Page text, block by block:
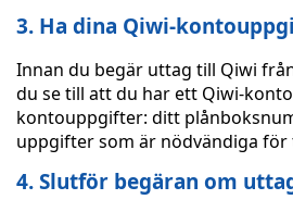
3. Ha dina Qiwi-
Innan du begär uttag till Qiwi
du se till att du har ett Qiwi-
kontouppgifter: ditt
uppgifter som är nödvändiga
4. Slutför begäran om